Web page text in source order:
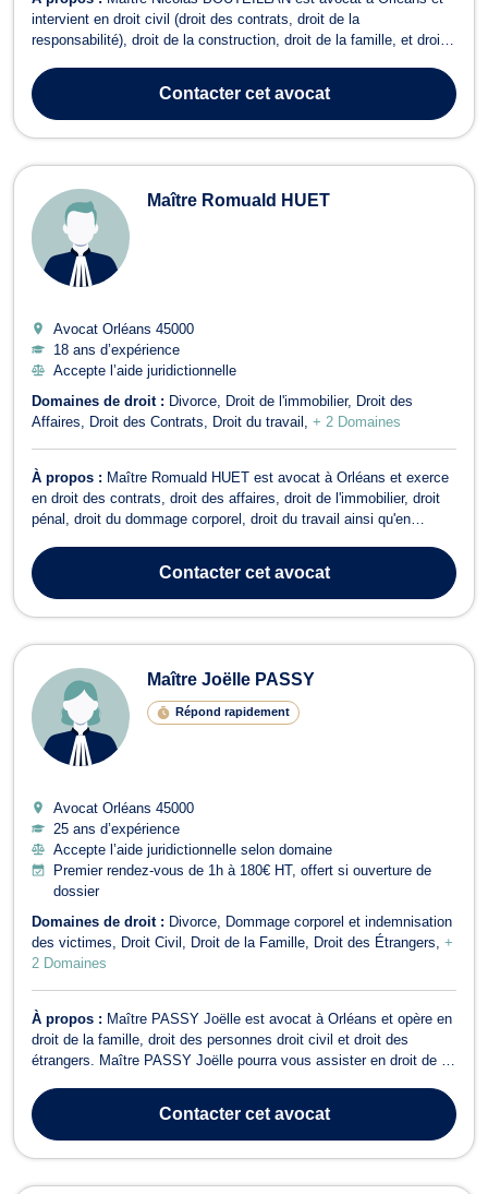
intervient en droit civil (droit des contrats, droit de la
responsabilité), droit de la construction, droit de la famille, et droit
pénal et vous assiste devant les différentes juridictions pénales
pour tous types d’... Contactercet avocat
Maître Romuald HUET
Avocat Orléans 45000
18 ans d’expérience
Accepte l’aide juridictionnelle
Domaines de droit : Divorce Droit de l'immobilier
Droit des
Affaires
Droit des Contrats Droit du travail + 2 Domaines
À propos : Maître Romuald HUET est avocat à Orléans et exerce
en droit des contrats, droit des affaires, droit de l'immobilier, droit
pénal, droit du dommage corporel, droit du travail ainsi qu'en
en matière de rupture abusive des pourparlers, de vice du
consentement, d...
Contactercet avocat
Maître Joëlle PASSY
Répond rapidement
Avocat Orléans 45000
25 ans d’expérience
Accepte l’aide juridictionnelle selon domaine
Premier rendez-vous de 1h à 180€ HT, offert si ouverture de
dossier
Domaines de droit : Divorce
Dommage corporel et indemnisation
des victimes
Droit Civil Droit de la Famille Droit des Étrangers +
2 Domaines
À propos : Maître PASSY Joëlle est avocat à Orléans et opère en
droit de la famille, droit des personnes droit civil et droit des
étrangers. Maître PASSY Joëlle pourra vous assister en droit de la
ou la rupture d'un PACS, la liquidation des indivisions ou la
définition...
Contactercet avocat